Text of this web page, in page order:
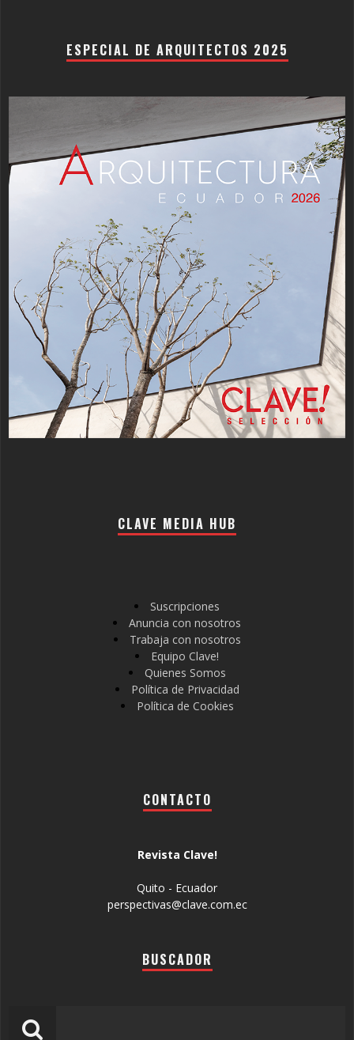
ESPECIAL DE ARQUITECTOS 2025
CLAVE MEDIA HUB
Suscripciones
Anuncia con nosotros
Trabaja con nosotros
Equipo Clave!
Quienes Somos
Política de Privacidad
Política de Cookies
CONTACTO
Revista Clave!
Quito - Ecuador
perspectivas@clave.com.ec
BUSCADOR